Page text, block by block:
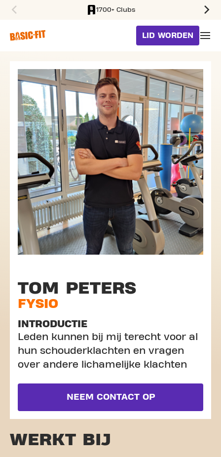
1700+ Clubs
LID WORDEN
TOM PETERS
FYSIO
INTRODUCTIE
Leden kunnen bij mij terecht voor al
hun schouderklachten en vragen
over andere lichamelijke klachten
NEEM CONTACT OP
WERKT BIJ